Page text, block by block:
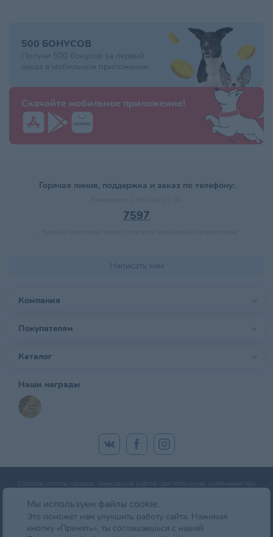
500 БОНУСОВ
Получи 500 бонусов за первый
заказ в мобильном приложении
Скачайте мобильное приложение!
Горячая линия, поддержка и заказ по телефону:
7597
Написать нам
Компания
Покупателям
Каталог
Наши награды
© zoobazar.by 2026 | ООО «Ветзообазар», УНП 192636458 | г. Минск, пр-т
Мы используем файлы cookie.
Это поможет нам улучшить работу сайта. Нажимая
кнопку «Принять», ты соглашаешься с нашей